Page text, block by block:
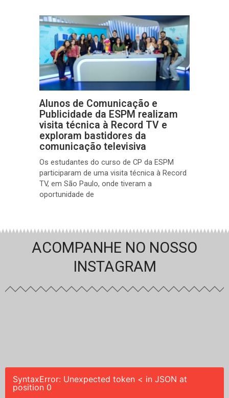
Alunos de Comunicação e
Publicidade da ESPM realizam
visita técnica à Record TV e
exploram bastidores da
comunicação televisiva
Os estudantes do curso de CP da ESPM
participaram de uma visita técnica à Record
TV, em São Paulo, onde tiveram a
oportunidade de
ACOMPANHE NO NOSSO
INSTAGRAM
SyntaxError: Unexpected token < in JSON at
position 0